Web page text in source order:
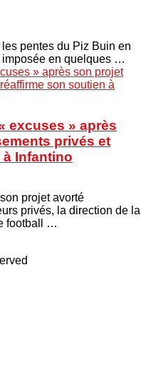
pentes du Piz Buin en
imposée en quelques …
excuses » après
privés et
Infantino
projet avorté
privés, la direction de la
football …